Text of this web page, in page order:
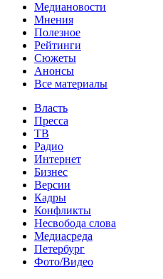
Медиановости
Мнения
Полезное
Рейтинги
Сюжеты
Анонсы
Все материалы
Власть
Пресса
ТВ
Радио
Интернет
Бизнес
Версии
Кадры
Конфликты
Несвобода слова
Медиасреда
Петербург
Фото/Видео